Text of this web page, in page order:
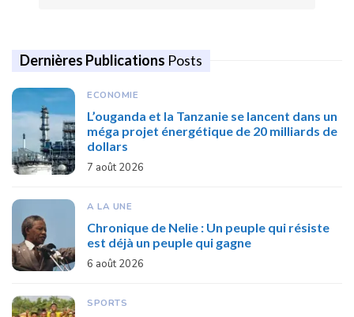
Dernières Publications Posts
ECONOMIE
L’ouganda et la Tanzanie se lancent dans un
méga projet énergétique de 20 milliards de
dollars
7 août 2026
A LA UNE
Chronique de Nelie : Un peuple qui résiste
est déjà un peuple qui gagne
6 août 2026
SPORTS